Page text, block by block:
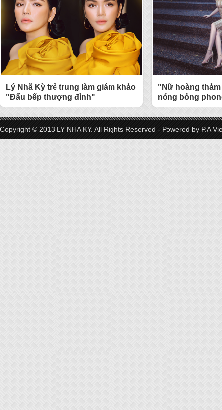
Lý Nhã Kỳ trẻ trung làm giám khảo
"Đấu bếp thượng đỉnh"
"Nữ hoàng
nóng bỏng
Copyright © 2013 LY NHA KY. All Rights Reserved - Powered by P.A